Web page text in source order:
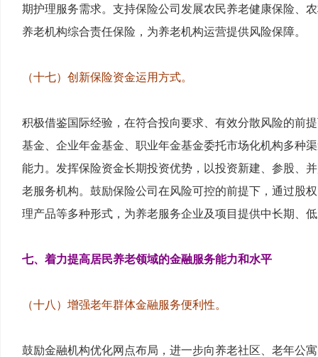
期护理服务需求。支持保险公司发展农民养老健康保险、
养老机构综合责任保险，为养老机构运营提供风险保障。
（十七）创新保险资金运用方式。
积极借鉴国际经验，在符合投向要求、有效分散风险的前
基金、企业年金基金、职业年金基金委托市场化机构多种
能力。发挥保险资金长期投资优势，以投资新建、参股、
老服务机构。鼓励保险公司在风险可控的前提下，通过股
理产品等多种形式，为养老服务企业及项目提供中长期、
七、着力提高居民养老领域的金融服务能力和水平
（十八）增强老年群体金融服务便利性。
鼓励金融机构优化网点布局，进一步向养老社区、老年公